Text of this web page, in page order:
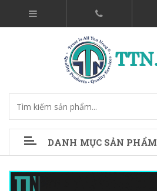
DANH MỤC SẢN PHẨM